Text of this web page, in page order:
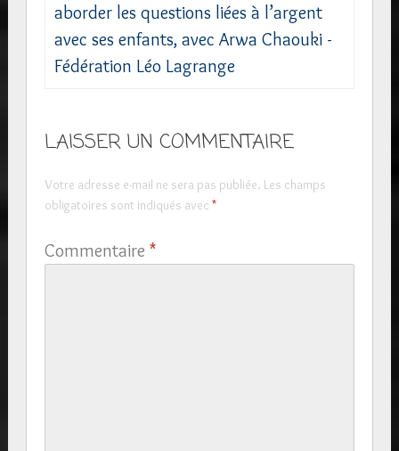
aborder les questions liées à l’argent
avec ses enfants, avec Arwa Chaouki -
Fédération Léo Lagrange
LAISSER UN COMMENTAIRE
Votre adresse e-mail ne sera pas publiée. Les champs
obligatoires sont indiqués avec *
Commentaire *